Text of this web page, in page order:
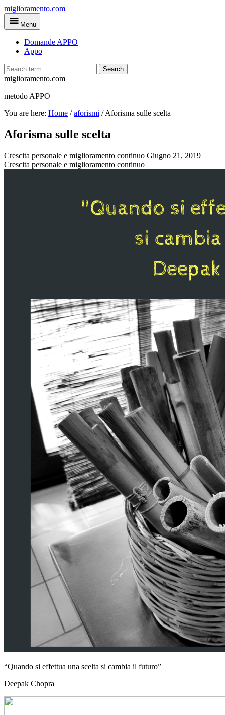
Skip
to
main
miglioramento.com
Menu
Domande APPO
Appo
Search
miglioramento.com
metodo APPO
You are here: Home /aforismi /Aforisma sulle scelta
Aforisma sulle scelta
Crescita personale e miglioramento continuo Giugno 21, 2019
Crescita personale e miglioramento continuo
“Quando si effettua una scelta si cambia il futuro”
Deepak Chopra